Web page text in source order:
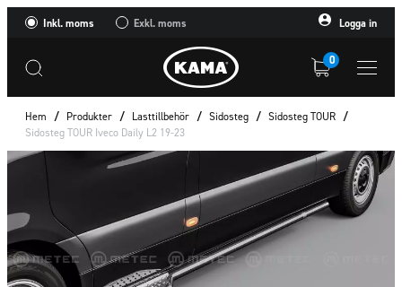
Inkl. moms Exkl. moms Logga in
0
Hem / Produkter / Lasttillbehör / Sidosteg / Sidosteg TOUR /
Sidosteg TOUR Iveco Daily L2 19-23